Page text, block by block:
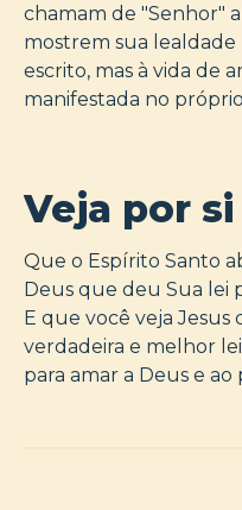
chamam de "Senhor"
mostrem sua lealdade
escrito, mas à vida de
manifestada no
Veja por
Que o Espírito Santo
Deus que deu Sua lei
E que você veja
verdadeira e melhor
para amar a Deus e ao